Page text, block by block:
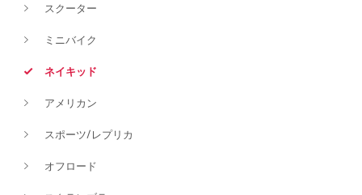
スクーター
ミニバイク
ネイキッド
アメリカン
スポーツ/レプリカ
オフロード